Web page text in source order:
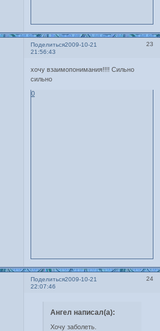
Поделиться 23
2009-10-21
21:56:43
хочу взаимопонимания!!!! Сильно
сильно
0
Поделиться 24
2009-10-21
22:07:46
Ангел написал(а):
Хочу заболеть.